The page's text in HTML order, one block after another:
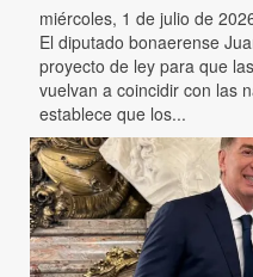
miércoles, 1 de julio de
El diputado bonaerense
proyecto de ley para que
vuelvan a coincidir con las
establece que los...